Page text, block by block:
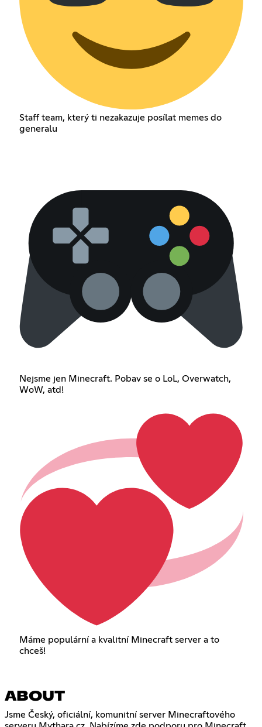
Staff team, který ti nezakazuje posílat memes do
generalu
Nejsme jen Minecraft. Pobav se o LoL, Overwatch,
WoW, atd!
Máme populární a kvalitní Minecraft server a to
chceš!
ABOUT
Jsme Český, oficiální, komunitní server Minecraftového